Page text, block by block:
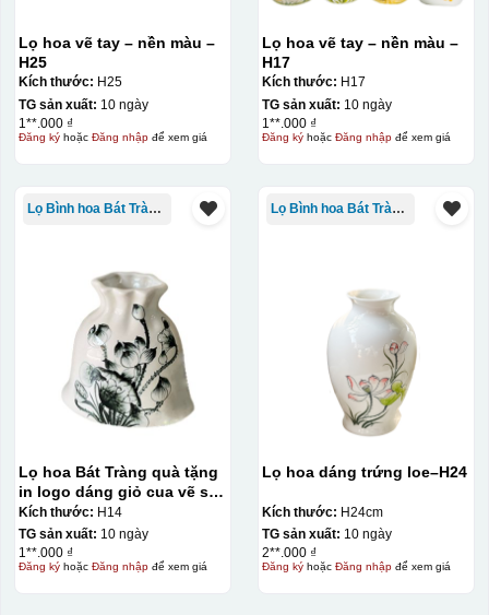
Lọ hoa vẽ tay – nền màu –
H25
Kích thước: H25
TG sản xuất: 10 ngày
1**.000 ₫
Đăng kýhoặc Đăng nhậpđể xem giá
Lọ hoa vẽ tay – nền màu –
H17
Kích thước: H17
TG sản xuất: 10 ngày
1**.000 ₫
Đăng kýhoặc Đăng nhậpđể xem giá
Lọ Bình hoa Bát Tràng in logo
Lọ hoa Bát Tràng quà tặng
in logo dáng giỏ cua vẽ sen
đen men trắng 14cm KQ-
LH30
Kích thước: H14
TG sản xuất: 10 ngày
1**.000 ₫
Đăng kýhoặc Đăng nhậpđể xem giá
Lọ Bình hoa Bát Tràng in logo
Lọ hoa dáng trứng loe–H24
Kích thước: H24cm
TG sản xuất: 10 ngày
2**.000 ₫
Đăng kýhoặc Đăng nhậpđể xem giá